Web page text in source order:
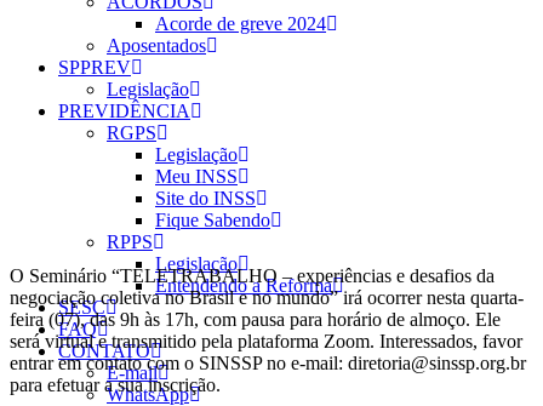
Acorde de greve 2024
Aposentados
SPPREV
Legislação
PREVIDÊNCIA
RGPS
Legislação
Meu INSS
Site do INSS
Fique Sabendo
RPPS
Legislação
Entendendo a Reforma
SESC
FAQ
CONTATO
E-mail
WhatsApp
O Seminário “TELETRABALHO – experiências e desafios da
negociação coletiva no Brasil e no mundo” irá ocorrer nesta quarta-
feira (07), das 9h às 17h, com pausa para horário de almoço. Ele
será virtual e transmitido pela plataforma Zoom. Interessados, favor
entrar em contato com o SINSSP no e-mail: diretoria@sinssp.org.br
para efetuar a sua inscrição.